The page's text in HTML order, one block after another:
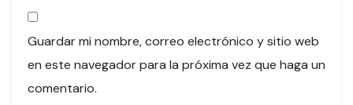
Guardar mi nombre, correo electrónico y sitio web
en este navegador para la próxima vez que haga un
comentario.